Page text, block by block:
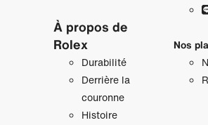
À propos de
Rolex
Durabilité
Derrière la
couronne
Histoire
Nos